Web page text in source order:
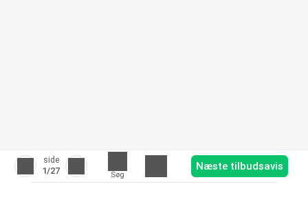
side
1/27 Søg
Næste tilbudsavis